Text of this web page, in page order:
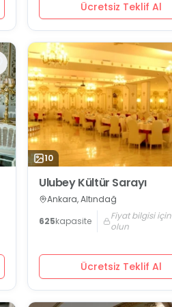
Ücretsiz Teklif Al
10
Ulubey Kültür Sarayı
Ankara, Altındağ
625kapasite
Fiyat bilgisi
olun
Ücretsiz Teklif Al